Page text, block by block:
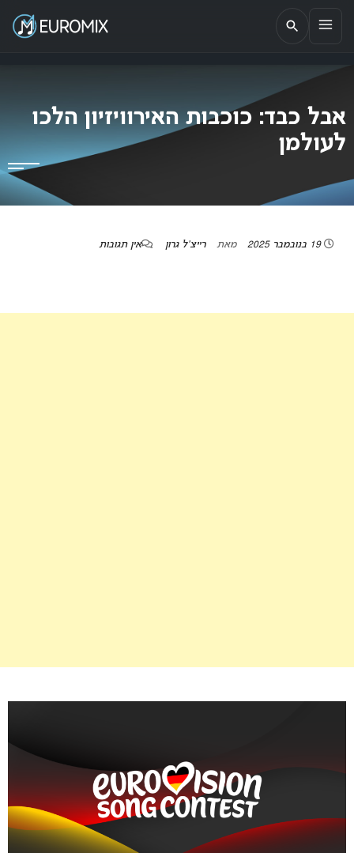
EUROMIX
אתר הבית של האירוויזיון בישראל
אבל כבד: כוכבות האירוויזיון הלכו
לעולמן
19 בנובמבר 2025 מאת רייצ'ל גרון אין תגובות